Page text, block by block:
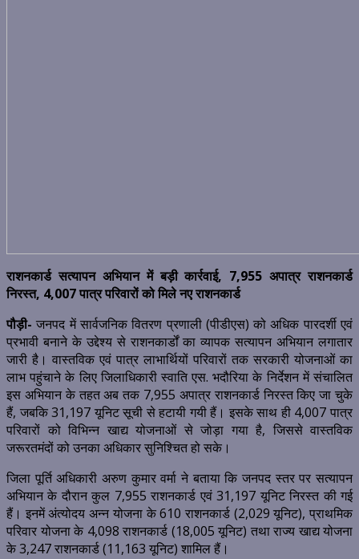
राशनकार्ड सत्यापन अभियान में बड़ी कार्रवाई, 7,955 अपात्र राशनकार्ड
निरस्त, 4,007 पात्र परिवारों को मिले नए राशनकार्ड
पौड़ी- जनपद में सार्वजनिक वितरण प्रणाली (पीडीएस) को अधिक पारदर्शी एवं
प्रभावी बनाने के उद्देश्य से राशनकार्डों का व्यापक सत्यापन अभियान लगातार
जारी है। वास्तविक एवं पात्र लाभार्थियों परिवारों तक सरकारी योजनाओं का
लाभ पहुंचाने के लिए जिलाधिकारी स्वाति एस. भदौरिया के निर्देशन में संचालित
इस अभियान के तहत अब तक 7,955 अपात्र राशनकार्ड निरस्त किए जा चुके
हैं, जबकि 31,197 यूनिट सूची से हटायी गयी हैं। इसके साथ ही 4,007 पात्र
परिवारों को विभिन्न खाद्य योजनाओं से जोड़ा गया है, जिससे वास्तविक
जरूरतमंदों को उनका अधिकार सुनिश्चित हो सके।
जिला पूर्ति अधिकारी अरुण कुमार वर्मा ने बताया कि जनपद स्तर पर सत्यापन
अभियान के दौरान कुल 7,955 राशनकार्ड एवं 31,197 यूनिट निरस्त की गई
हैं। इनमें अंत्योदय अन्न योजना के 610 राशनकार्ड (2,029 यूनिट), प्राथमिक
परिवार योजना के 4,098 राशनकार्ड (18,005 यूनिट) तथा राज्य खाद्य योजना
के 3,247 राशनकार्ड (11,163 यूनिट) शामिल हैं।